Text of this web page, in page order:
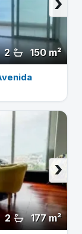
150 m²
2
177 m²
2
›